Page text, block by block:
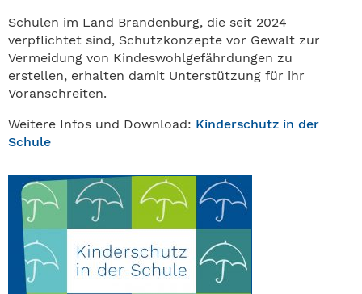
Schulen im Land Brandenburg, die seit 2024
verpflichtet sind, Schutzkonzepte vor Gewalt zur
Vermeidung von Kindeswohlgefährdungen zu
erstellen, erhalten damit Unterstützung für ihr
Voranschreiten.
Weitere Infos und Download: Kinderschutz in der
Schule